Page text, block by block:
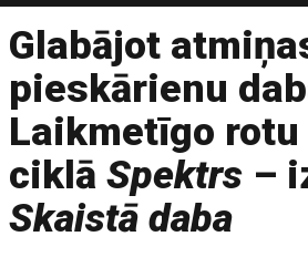
Glabājot
pieskārienu
Laikmetīgo
ciklāSpektrs –
Skaistā daba